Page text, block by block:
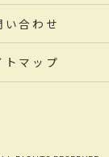
い合わせ
トマップ